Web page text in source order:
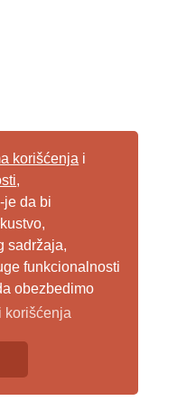
korišćenja i
,
je da bi
sadržaja,
funkcionalnosti
obezbedimo
korišćenja